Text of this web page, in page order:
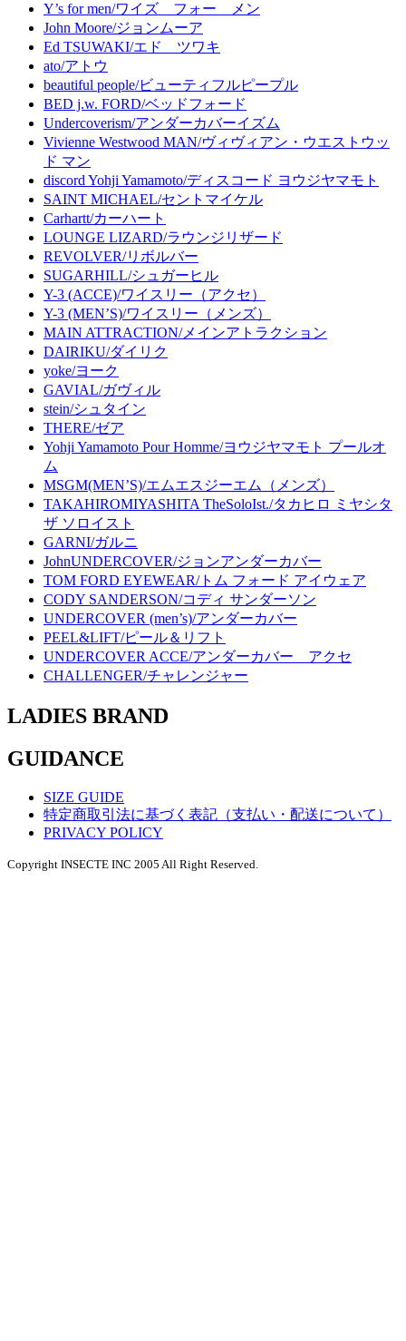
Y’s for men/ワイズ フォー メン
John Moore/ジョンムーア
Ed TSUWAKI/エド ツワキ
ato/アトウ
beautiful people/ビューティフルピープル
BED j.w. FORD/ベッドフォード
Undercoverism/アンダーカバーイズム
Vivienne Westwood MAN/ヴィヴィアン・ウエストウッ
ド マン
discord Yohji Yamamoto/ディスコード ヨウジヤマモト
SAINT MICHAEL/セントマイケル
Carhartt/カーハート
LOUNGE LIZARD/ラウンジリザード
REVOLVER/リボルバー
SUGARHILL/シュガーヒル
Y-3 (ACCE)/ワイスリー（アクセ）
Y-3 (MEN’S)/ワイスリー（メンズ）
MAIN ATTRACTION/メインアトラクション
DAIRIKU/ダイリク
yoke/ヨーク
GAVIAL/ガヴィル
stein/シュタイン
THERE/ゼア
Yohji Yamamoto Pour Homme/ヨウジヤマモト プールオ
ム
MSGM(MEN’S)/エムエスジーエム（メンズ）
TAKAHIROMIYASHITA TheSoloIst./タカヒロ ミヤシタ
ザ ソロイスト
GARNI/ガルニ
JohnUNDERCOVER/ジョンアンダーカバー
TOM FORD EYEWEAR/トム フォード アイウェア
CODY SANDERSON/コディ サンダーソン
UNDERCOVER (men’s)/アンダーカバー
PEEL&LIFT/ピール＆リフト
UNDERCOVER ACCE/アンダーカバー アクセ
CHALLENGER/チャレンジャー
LADIES BRAND
GUIDANCE
SIZE GUIDE
特定商取引法に基づく表記（支払い・配送について）
PRIVACY POLICY
Copyright INSECTE INC 2005 All Right Reserved.